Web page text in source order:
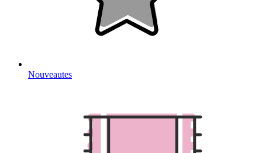
Nouveautes